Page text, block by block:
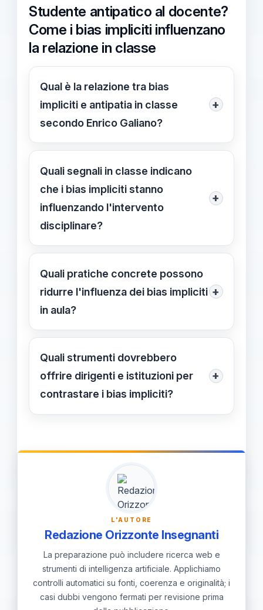
Studente antipatico al docente?
Come i bias impliciti influenzano
la relazione in classe
Qual è la relazione tra bias
impliciti e antipatia in classe
secondo Enrico Galiano?
+
I bias impliciti operano a livello
inconscio e possono contaminare
l'intera relazione educativa. Secondo
Enrico Galiano, riconoscerli è
fondamentale per evitare che
Quali segnali in classe indicano
che i bias impliciti stanno
influenzando l'intervento
disciplinare?
+
Segnali minuscoli come accenti, gesti
o preferenze non dichiarate possono
accumularsi in etichette che guidano
decisioni disciplinari. Riconoscerli
confronto con i colleghi.
Quali pratiche concrete possono
ridurre l'influenza dei bias impliciti
in aula?
+
Fermare la dinamica, fare una breve
pausa di classe e ricominciare da una
richiesta concreta. Promuovere
rotazioni di ruoli, co-teaching e l'uso
Quali strumenti dovrebbero
offrire dirigenti e istituzioni per
contrastare i bias impliciti?
+
Una rubrica di valutazione inclusiva,
momenti di riflessione collettiva tra
docenti. Questi strumenti, insieme a
formazione continua, sostengono
interventi più equi.
L'AUTORE
Redazione Orizzonte Insegnanti
La preparazione può includere ricerca web e
strumenti di intelligenza artificiale. Applichiamo
controlli automatici su fonti, coerenza e originalità; i
casi dubbi vengono fermati per revisione prima